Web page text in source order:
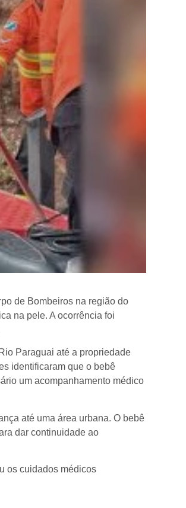
de Bombeiros na região do
na pele. A ocorrência foi
Paraguai até a propriedade
identificaram que o bebê
um acompanhamento médico
até uma área urbana. O bebê
dar continuidade ao
os cuidados médicos